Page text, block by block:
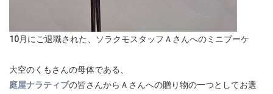
10月にご退職された、ソラクモスタッフＡさんへのミニブーケ
大空のくもさんの母体である、
庭屋ナラティブの皆さんからＡさんへの贈り物の一つとしてお選